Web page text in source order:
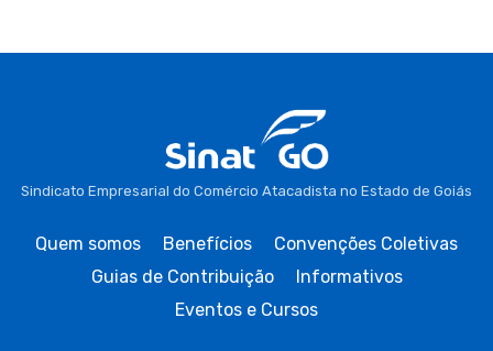
Sindicato Empresarial do Comércio Atacadista no Estado de Goiás
Quem somos Benefícios
Convenções Coletivas
Guias de Contribuição
Informativos
Eventos e Cursos